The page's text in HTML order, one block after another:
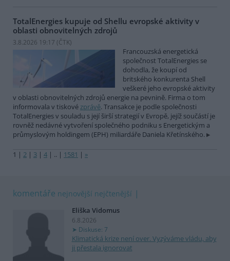
TotalEnergies kupuje od Shellu evropské aktivity v
oblasti obnovitelných zdrojů
3.8.2026 19:17 (ČTK)
Francouzská energetická
společnost TotalEnergies se
dohodla, že koupí od
britského konkurenta Shell
veškeré jeho evropské aktivity
v oblasti obnovitelných zdrojů energie na pevnině. Firma o tom
informovala v tiskovézprávě. Transakce je podle společnosti
TotalEnergies v souladu s její širší strategií v Evropě, jejíž součástí je
rovněž nedávné vytvoření společného podniku s Energetickým a
průmyslovým holdingem (EPH) miliardáře Daniela Křetínského.
1 | 2 | 3 | 4 | .. | 1581 | »
komentáře nejnovější nejčtenější
Eliška Vidomus
6.8.2026
Diskuse: 7
Klimatická krize není over. Vyzýváme vládu, aby
ji přestala ignorovat